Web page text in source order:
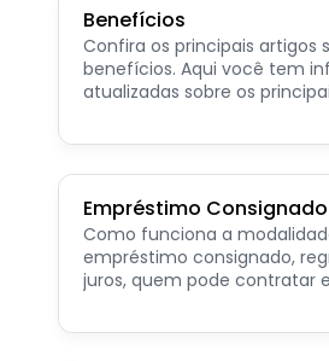
Benefícios
Confira os principais artigos
benefícios. Aqui você tem informações
atualizadas sobre os
pensionista e beneficiários
Empréstimo Consignado
Como funciona a
empréstimo consignado,
juros, quem pode contratar